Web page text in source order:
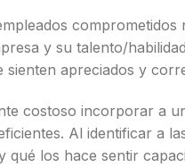
y su talento/
sienten apreciados y
costoso incorporar a
Al identificar a
qué los hace sentir